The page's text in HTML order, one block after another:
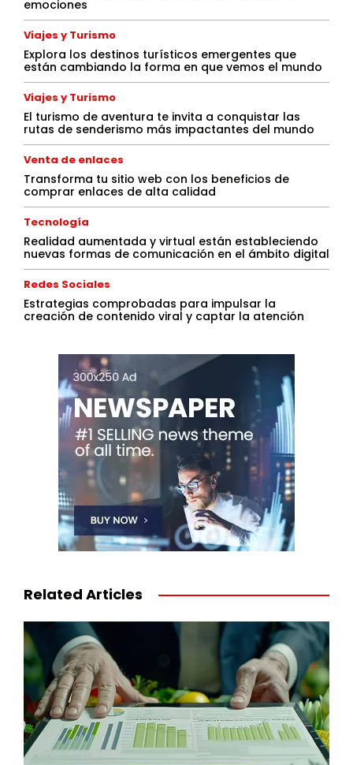
emociones
Viajes y Turismo
Explora los destinos turísticos emergentes que
están cambiando la forma en que vemos el mundo
Viajes y Turismo
El turismo de aventura te invita a conquistar las
rutas de senderismo más impactantes del mundo
Venta de enlaces
Transforma tu sitio web con los beneficios de
comprar enlaces de alta calidad
Tecnología
Realidad aumentada y virtual están estableciendo
nuevas formas de comunicación en el ámbito digital
Redes Sociales
Estrategias comprobadas para impulsar la
creación de contenido viral y captar la atención
Related Articles